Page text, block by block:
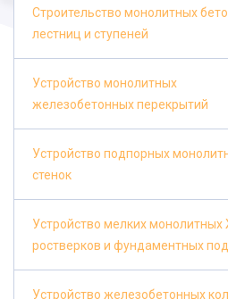
Выполним арматурный
Соблюдаем нормы и
Заливка составом.
надежные смеси.
Прогрев бетона.
оборудование.
Удаление съемной
Отделочные
Строительство монолитных
лестниц и ступеней
Устройство монолитных
железобетонных перекрытий
Устройство подпорных
стенок
Устройство мелких
ростверков и фундаментных
Устройство железобетонных